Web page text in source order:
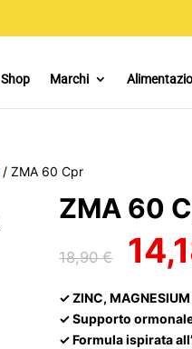
Shop Marchi
/ ZMA 60 Cpr
ZMA 60
18,90€ Il
era:
✓ ZINC,
✓ Supporto
✓ Formula ispirata